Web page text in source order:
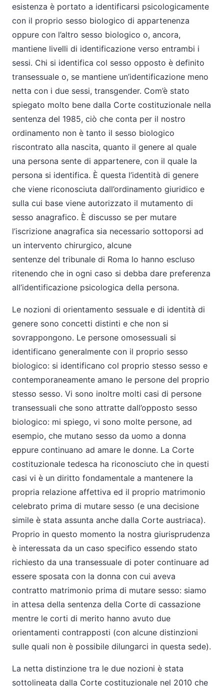
esistenza è portato a identificarsi psicologicamente
con il proprio sesso biologico di appartenenza
oppure con l’altro sesso biologico o, ancora,
mantiene livelli di identificazione verso entrambi i
sessi. Chi si identifica col sesso opposto è definito
transessuale o, se mantiene un’identificazione meno
netta con i due sessi, transgender. Com’è stato
spiegato molto bene dalla Corte costituzionale nella
sentenza del 1985, ciò che conta per il nostro
ordinamento non è tanto il sesso biologico
riscontrato alla nascita, quanto il genere al quale
una persona sente di appartenere, con il quale la
persona si identifica. È questa l’identità di genere
che viene riconosciuta dall’ordinamento giuridico e
sulla cui base viene autorizzato il mutamento di
sesso anagrafico. È discusso se per mutare
l’iscrizione anagrafica sia necessario sottoporsi ad
un intervento chirurgico, alcune
sentenze del tribunale di Roma lo hanno escluso
ritenendo che in ogni caso si debba dare preferenza
all’identificazione psicologica della persona.
Le nozioni di orientamento sessuale e di identità di
genere sono concetti distinti e che non si
sovrappongono. Le persone omosessuali si
identificano generalmente con il proprio sesso
biologico: si identificano col proprio stesso sesso e
contemporaneamente amano le persone del proprio
stesso sesso. Vi sono inoltre molti casi di persone
transessuali che sono attratte dall’opposto sesso
biologico: mi spiego, vi sono molte persone, ad
esempio, che mutano sesso da uomo a donna
eppure continuano ad amare le donne. La Corte
costituzionale tedesca ha riconosciuto che in questi
casi vi è un diritto fondamentale a mantenere la
propria relazione affettiva ed il proprio matrimonio
celebrato prima di mutare sesso (e una decisione
simile è stata assunta anche dalla Corte austriaca).
Proprio in questo momento la nostra giurisprudenza
è interessata da un caso specifico essendo stato
richiesto da una transessuale di poter continuare ad
essere sposata con la donna con cui aveva
contratto matrimonio prima di mutare sesso: siamo
in attesa della sentenza della Corte di cassazione
mentre le corti di merito hanno avuto due
orientamenti contrapposti (con alcune distinzioni
sulle quali non è possibile dilungarci in questa sede).
La netta distinzione tra le due nozioni è stata
sottolineata dalla Corte costituzionale nel 2010 che